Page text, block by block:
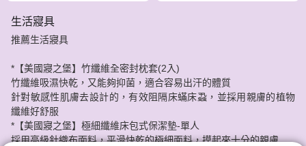
生活寢具
推薦生活寢具
*【美國寢之堡】竹纖維全密封枕套(2入)
竹纖維吸濕快乾，又能夠抑菌，適合容易出汗的體質
針對敏感性肌膚去設計的，有效阻隔床蟎床蝨，並採用親膚的植物
纖維好舒服
*【美國寢之堡】極細纖維床包式保潔墊-單人
採用高級針織布面料，平滑快乾的極細面料，摸起來十分的親膚